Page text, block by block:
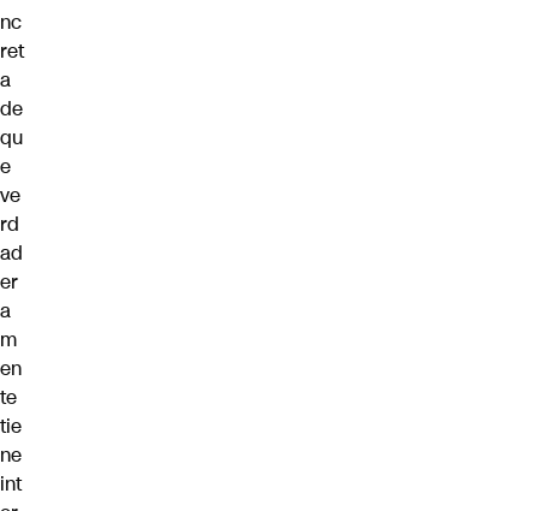
nc
ret
a
de
qu
e
ve
rd
ad
er
a
m
en
te
tie
ne
int